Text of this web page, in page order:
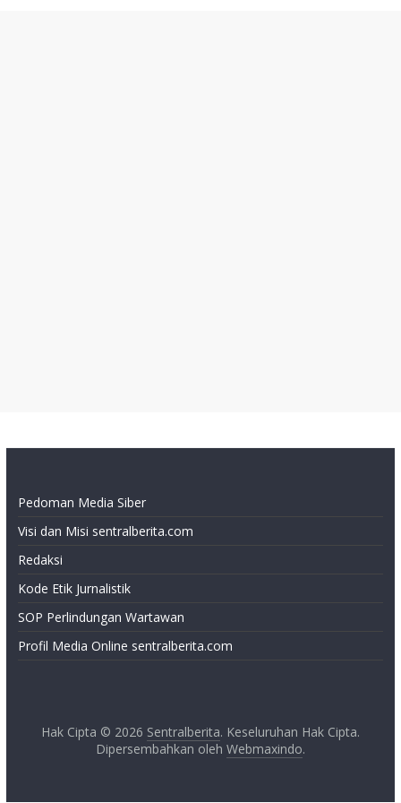
Pedoman Media Siber
Visi dan Misi sentralberita.com
Redaksi
Kode Etik Jurnalistik
SOP Perlindungan Wartawan
Profil Media Online sentralberita.com
Hak Cipta © 2026 Sentralberita. Keseluruhan Hak Cipta.
Dipersembahkan oleh Webmaxindo.